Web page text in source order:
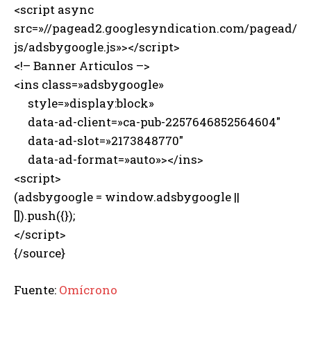
<script async
src=»//pagead2.googlesyndication.com/pagead/
js/adsbygoogle.js»></script>
<!– Banner Articulos –>
<ins class=»adsbygoogle»
style=»display:block»
data-ad-client=»ca-pub-2257646852564604″
data-ad-slot=»2173848770″
data-ad-format=»auto»></ins>
<script>
(adsbygoogle = window.adsbygoogle ||
[]).push({});
</script>
{/source}
Fuente: Omícrono